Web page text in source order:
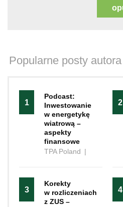
Popularne posty autora
1
Podcast:
Inwestowanie
w energetykę
wiatrową –
aspekty
finansowe
TPA Poland |
2
3
Korekty
w rozliczeniach
z ZUS –
4